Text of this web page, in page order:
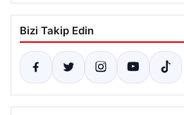
Bizi Takip Edin